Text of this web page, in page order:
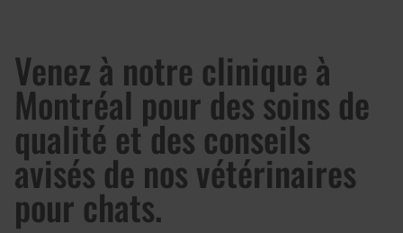
Venez à notre clinique à
Montréal pour des soins de
qualité et des conseils
avisés de nos vétérinaires
pour chats.